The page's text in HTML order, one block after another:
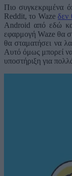
Πιο συγκεκριμένα
Reddit, το Waze δεν
Android από εδώ
εφαρμογή Waze θα
θα σταματήσει να
Αυτό όμως μπορεί
υποστήριξη για